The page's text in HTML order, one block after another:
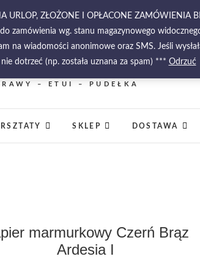
ZŁOŻONE I OPŁACONE ZAMÓWIENIA
wg. stanu magazynowego
wiadomości anonimowe oraz SMS. Jeśli
dotrzeć (np. została uznana za spam) *** Odrzuć
NA WODZIE – PAPIERY
– ETUI – PUDEŁKA
SKLEP DOSTAWA
marmurkowy Czerń Brąz
Ardesia I